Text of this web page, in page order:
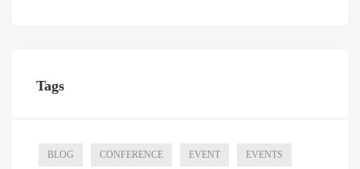
Tags
BLOG CONFERENCE EVENT EVENTS